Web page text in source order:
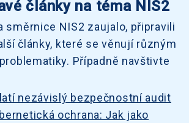
články na téma NIS2
směrnice NIS2 zaujalo, připravili
články, které se věnují různým
Případně navštivte
nezávislý bezpečnostní audit
ochrana: Jak jako